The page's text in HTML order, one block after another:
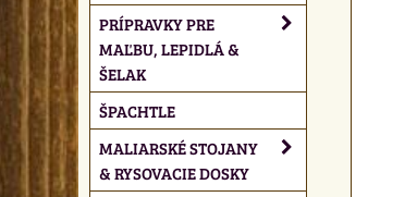
PRÍPRAVKY PRE
MAĽBU, LEPIDLÁ &
ŠELAK
ŠPACHTLE
MALIARSKÉ STOJANY
& RYSOVACIE DOSKY